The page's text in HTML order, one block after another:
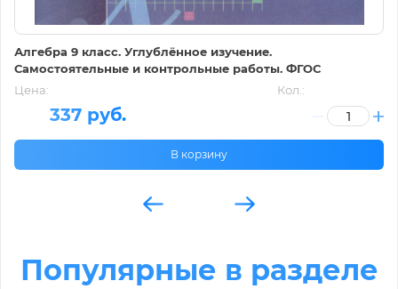
Алгебра 9 класс. Углублённое изучение.
Самостоятельные и контрольные работы. ФГОС
Цена:
337 руб.
Кол.:
В корзину
Популярные в разделе